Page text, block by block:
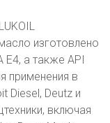
изготовлено
E4, а также API
применения в
Diesel, Deutz и
включая